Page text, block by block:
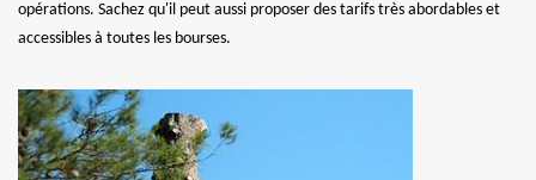
opérations. Sachez qu'il peut aussi proposer des tarifs très abordables et
accessibles à toutes les bourses.